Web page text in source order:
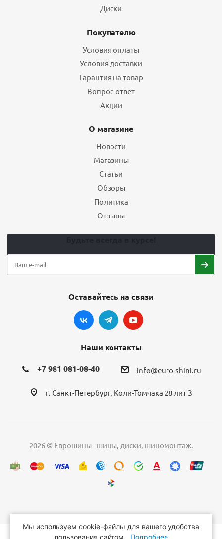
Диски
Покупателю
Условия оплаты
Условия доставки
Гарантия на товар
Вопрос-ответ
Акции
О магазине
Новости
Магазины
Статьи
Обзоры
Политика
Отзывы
Оставайтесь на связи
Наши контакты
+7 981 081-08-40 info@euro-shini.ru
г. Санкт-Петербург, Коли-Томчака 28 лит З
2026 © Еврошины - шины, диски, шиномонтаж.
Мы используем cookie-файлы для вашего удобства
пользования сайтом.
Подробнее